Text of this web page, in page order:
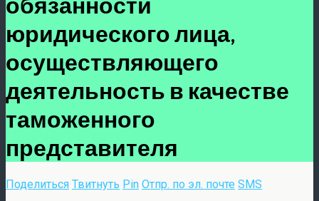
юридического лица,
осуществляющего
деятельность в качестве
таможенного
представителя
Поделиться Твитнуть Pin Отпр. по эл. почте SMS